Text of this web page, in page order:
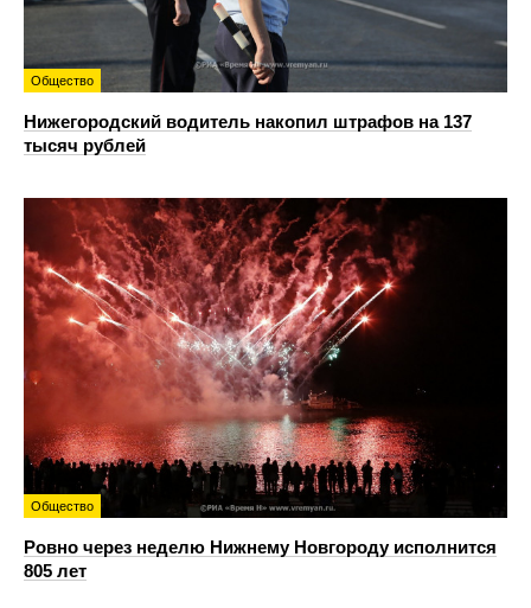
Общество
Нижегородский водитель накопил штрафов на 137
тысяч рублей
Общество
Ровно через неделю Нижнему Новгороду исполнится
805 лет